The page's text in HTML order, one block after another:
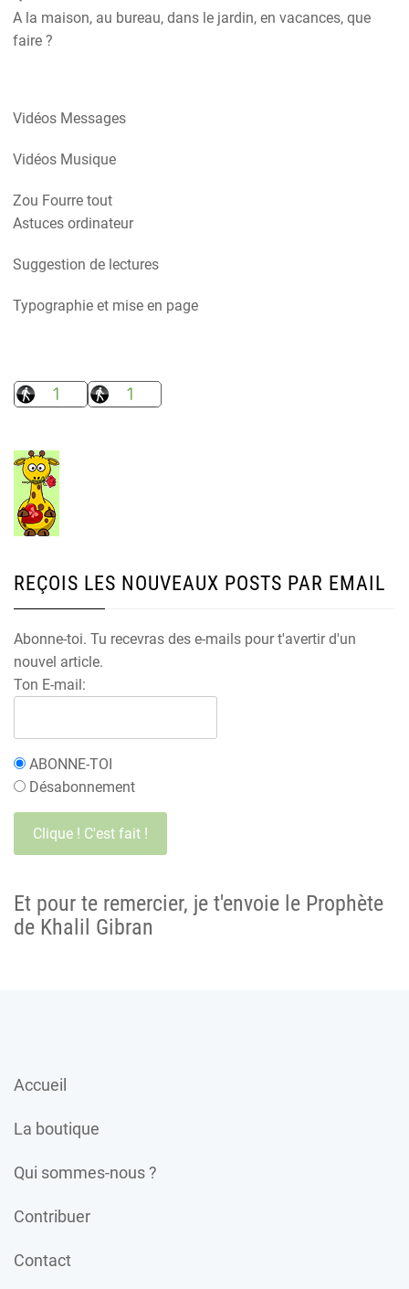
A la maison, au bureau, dans le jardin, en vacances, que
faire ?
Vidéos Messages
Vidéos Musique
Zou Fourre tout
Astuces ordinateur
Suggestion de lectures
Typographie et mise en page
REÇOIS LES NOUVEAUX POSTS PAR EMAIL
Abonne-toi. Tu recevras des e-mails pour t'avertir d'un
nouvel article.
Ton E-mail:
ABONNE-TOI
Désabonnement
Et pour te remercier, je t'envoie le Prophète
de Khalil Gibran
Accueil
La boutique
Qui sommes-nous ?
Contribuer
Contact